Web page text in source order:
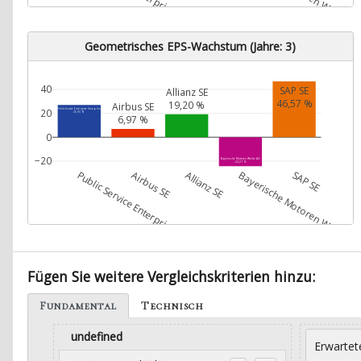
Geometrisches EPS-Wachstum (Jahre: 3)
Public Service Enterprise Group Inc.
26,90 % Airbus SE
6,97 %
Allianz SE
19,20 %
Bayerische Motoren Werke AG
-24,21 %
SAP SE
46,57 %
Public Service Enterprise Group Inc.
Airbus SE Allianz SE Bayerische Motoren Werke AG
SAP SE
−20
0
20
40
Fügen Sie weitere Vergleichskriterien hinzu:
Fundamental Technisch
undefined